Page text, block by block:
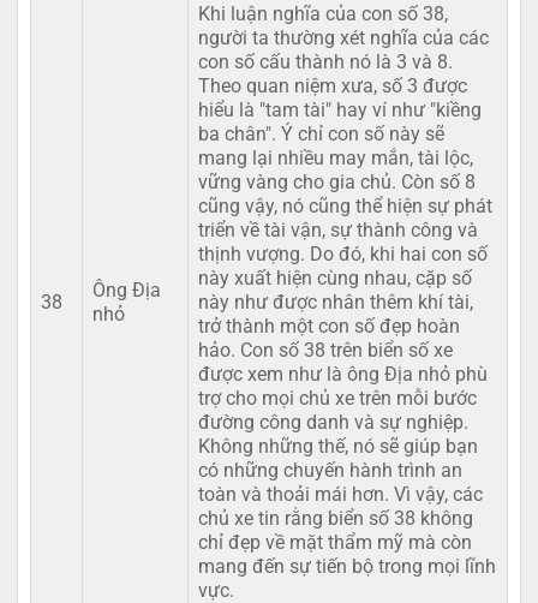
38
Ông Địa
nhỏ
Khi luận nghĩa của con số 38,
người ta thường xét nghĩa của các
con số cấu thành nó là 3 và 8.
Theo quan niệm xưa, số 3 được
hiểu là "tam tài" hay ví như "kiềng
ba chân". Ý chỉ con số này sẽ
mang lại nhiều may mắn, tài lộc,
vững vàng cho gia chủ. Còn số 8
cũng vậy, nó cũng thể hiện sự phát
triển về tài vận, sự thành công và
thịnh vượng. Do đó, khi hai con số
này xuất hiện cùng nhau, cặp số
này như được nhân thêm khí tài,
trở thành một con số đẹp hoàn
hảo. Con số 38 trên biển số xe
được xem như là ông Địa nhỏ phù
trợ cho mọi chủ xe trên mỗi bước
đường công danh và sự nghiệp.
Không những thế, nó sẽ giúp bạn
có những chuyến hành trình an
toàn và thoải mái hơn. Vì vậy, các
chủ xe tin rằng biển số 38 không
chỉ đẹp về mặt thẩm mỹ mà còn
mang đến sự tiến bộ trong mọi lĩnh
vực.